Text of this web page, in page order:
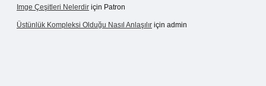
Imge Çeşitleri Nelerdir için Patron
Üstünlük Kompleksi Olduğu Nasıl Anlaşılır için admin